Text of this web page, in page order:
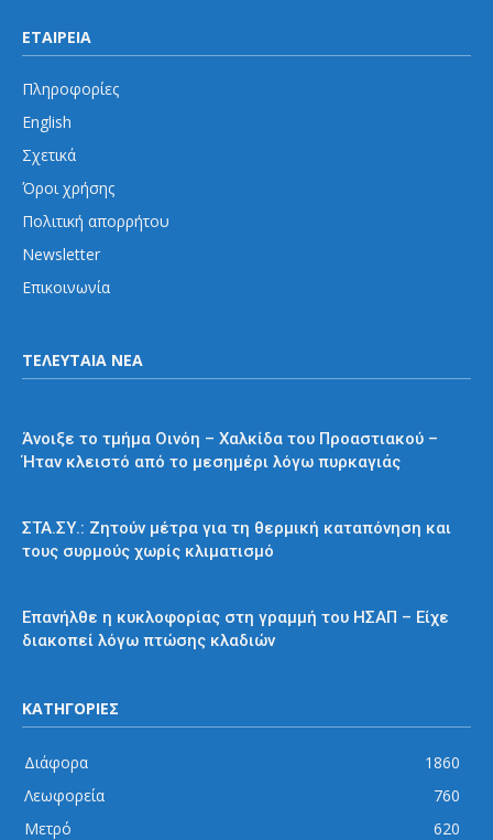
ΕΤΑΙΡΕΙΑ
Πληροφορίες
English
Σχετικά
Όροι χρήσης
Πολιτική απορρήτου
Newsletter
Επικοινωνία
ΤΕΛΕΥΤΑΙΑ ΝΕΑ
Άνοιξε το τμήμα Οινόη – Χαλκίδα του Προαστιακού –
Ήταν κλειστό από το μεσημέρι λόγω πυρκαγιάς
ΣΤΑ.ΣΥ.: Ζητούν μέτρα για τη θερμική καταπόνηση και
τους συρμούς χωρίς κλιματισμό
Επανήλθε η κυκλοφορίας στη γραμμή του ΗΣΑΠ – Είχε
διακοπεί λόγω πτώσης κλαδιών
ΚΑΤΗΓΟΡΙΕΣ
Διάφορα
1860
Λεωφορεία
760
Μετρό
620